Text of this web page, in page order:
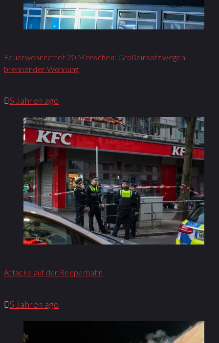
Feuerwehr rettet 20 Menschen: Großeinsatz wegen
brennender Wohnung​
5 Jahren ago
Attacke auf der Reeperbahn
5 Jahren ago